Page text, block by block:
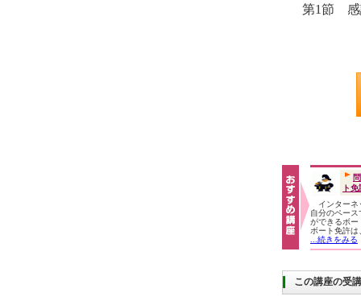
第1節 感
ト
インターネ
自分のペー
ができるボ
ボート免許
...続きをみる
この講座の受